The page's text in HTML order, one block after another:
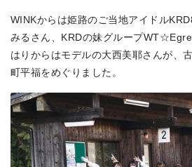
WINKからは姫路のご当地アイドル
みるさん、KRDの妹グループ
はりからはモデルの大西美耶さんが、
町平福をめぐりました。